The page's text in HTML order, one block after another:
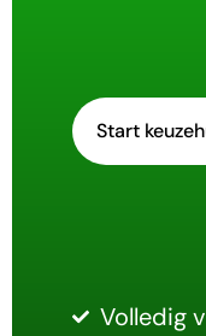
Start
Volledig